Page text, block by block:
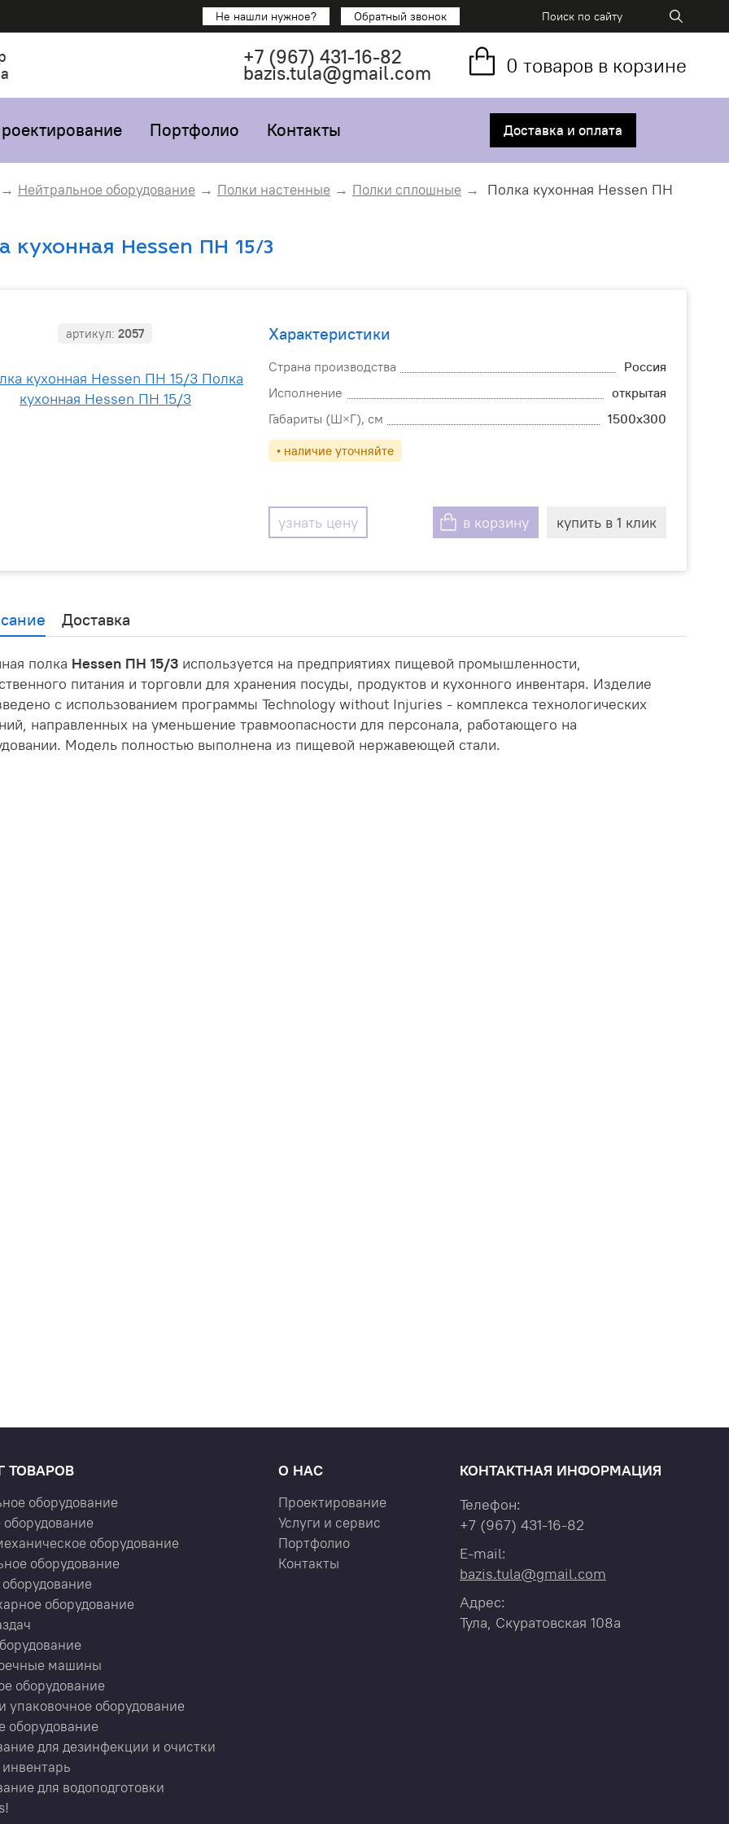
Не нашли нужное? Обратный звонок
+7 (967) 431-16-82
bazis.tula@gmail.com 0 товаров в корзине
Портфолио Контакты Доставка и оплата
Нейтральное оборудование Полки настенные Полки сплошные Полка кухонная Hessen ПН
кухонная Hessen ПН 15/3
артикул:2057 Характеристики
Страна производства
Россия
Исполнение
открытая
Габариты (Ш×Г), см
1500х300
• наличие уточняйте
узнать цену в корзину купить в 1 клик
Доставка
полка Hessen ПН 15/3 используется на предприятиях пищевой промышленности,
питания и торговли для хранения посуды, продуктов и кухонного инвентаря. Изделие
с использованием программы Technology without Injuries - комплекса технологических
направленных на уменьшение травмоопасности для персонала, работающего на
Модель полностью выполнена из пищевой нержавеющей стали.
ТОВАРОВ
оборудование
оборудование
оборудование
оборудование
оборудование
машины
оборудование
упаковочное оборудование
оборудование
для дезинфекции и очистки
для водоподготовки
О НАС
Проектирование
Услуги и сервис
Портфолио
Контакты
КОНТАКТНАЯ ИНФОРМАЦИЯ
Телефон:
+7 (967) 431-16-82
E-mail:
bazis.tula@gmail.com
Адрес:
Тула, Скуратовская 108а